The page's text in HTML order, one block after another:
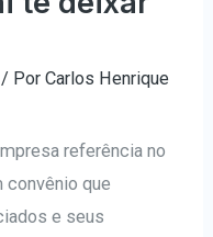
/ PorCarlos Henrique
referência no
convênio que
e seus